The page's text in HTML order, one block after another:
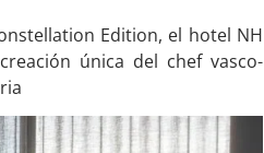
Edition, el hotel NH
única del chef vasco-